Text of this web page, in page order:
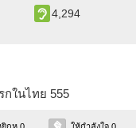
4,294
ในไทย 555